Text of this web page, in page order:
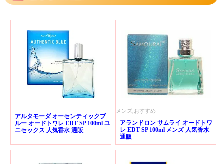
アルタモーダ オーセンティックブ
ルー オードトワレ EDT SP 100ml ユ
ニセックス 人気香水 通販
メンズ,おすすめ
アランドロン サムライ オードトワ
レ EDT SP 100ml メンズ 人気香水
通販